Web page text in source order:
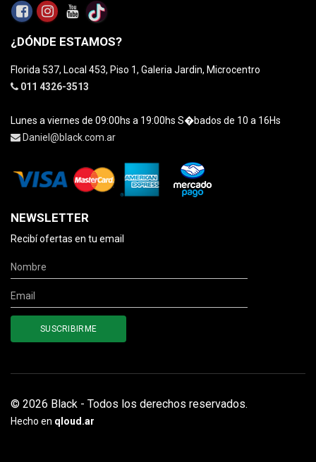
¿DÓNDE ESTAMOS?
Florida 537, Local 453, Piso 1, Galeria Jardin, Microcentro
011 4326-3513
Lunes a viernes de 09:00hs a 19:00hs S�bados de 10 a 16Hs
Daniel@black.com.ar
NEWSLETTER
Recibí ofertas en tu email
© 2026 Black - Todos los derechos reservados.
Hecho en qloud.ar